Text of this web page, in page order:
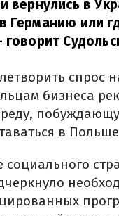
вернулись в
Германию или
говорит
спрос
бизнеса
в
социального